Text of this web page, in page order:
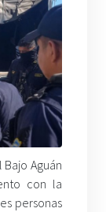
Aguán
con la
personas